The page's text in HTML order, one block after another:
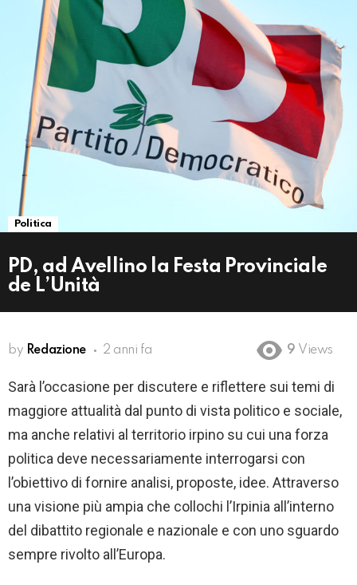
Politica
PD, ad Avellino la Festa Provinciale
de L’Unità
by Redazione 2 anni fa 9 Views
Sarà l’occasione per discutere e riflettere sui temi di
maggiore attualità dal punto di vista politico e sociale,
ma anche relativi al territorio irpino su cui una forza
politica deve necessariamente interrogarsi con
l’obiettivo di fornire analisi, proposte, idee. Attraverso
una visione più ampia che collochi l’Irpinia all’interno
del dibattito regionale e nazionale e con uno sguardo
sempre rivolto all’Europa.